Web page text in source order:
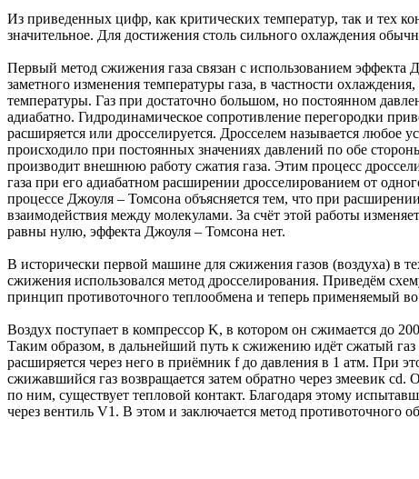
Из приведенных цифр, как критических температур, так и тех
значительное. Для достижения столь сильного охлаждения
Первый метод сжижения газа связан с использованием
заметного изменения температуры газа, в частности
температуры. Газ при достаточно большом, но постоянном
адиабатно. Гидродинамическое сопротивление перегородки
расширяется или дросселируется. Дросселем называется любое
происходило при постоянных значениях давлений по обе
производит внешнюю работу сжатия газа. Этим процесс
газа при его адиабатном расширении дросселированием от
процессе Джоуля – Томсона объясняется тем, что при
взаимодействия между молекулами. За счёт этой работы
равны нулю, эффекта Джоуля – Томсона нет.
В исторически первой машине для сжижения газов (воздуха) в
сжижения использовался метод дросселирования. Приведём
принцип противоточного теплообмена и теперь применяемый
Воздух поступает в компрессор K, в котором он сжимается до
Таким образом, в дальнейший путь к сжижению идёт сжатый газ
расширяется через него в приёмник f до давления в 1 атм. При
сжижавшийся газ возвращается затем обратно через змеевик
по ним, существует тепловой контакт. Благодаря этому
через вентиль V1. В этом и заключается метод противоточного